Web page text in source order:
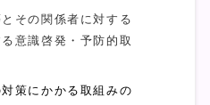
その関係者に対する
意識啓発・予防的取
策にかかる取組みの